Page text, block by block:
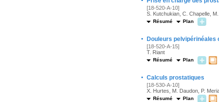
[18-520-A-10]
S. Kutchukian, C. Chapelle, M.
Résumé Plan
· Douleurs pelvipérinéales
[18-520-A-15]
T. Riant
Résumé Plan
· Calculs prostatiques
[18-530-A-10]
X. Hurtes, M. Daudon, P.
Résumé Plan